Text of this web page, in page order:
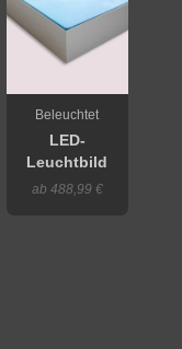
Beleuchtet
LED-
Leuchtbild
ab 488,99 €